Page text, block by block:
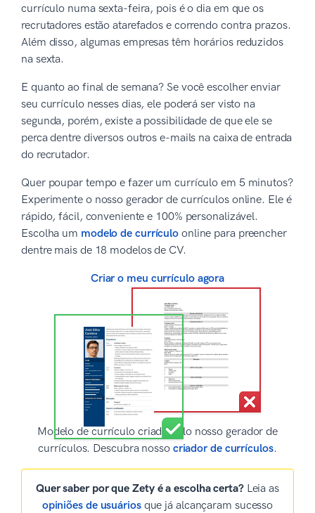
currículo numa sexta-feira, pois é o dia em que os
recrutadores estão atarefados e correndo contra prazos.
Além disso, algumas empresas têm horários reduzidos
na sexta.
E quanto ao final de semana? Se você escolher enviar
seu currículo nesses dias, ele poderá ser visto na
segunda, porém, existe a possibilidade de que ele se
perca dentre diversos outros e-mails na caixa de entrada
do recrutador.
Quer poupar tempo e fazer um currículo em 5 minutos?
Experimente o nosso gerador de currículos online. Ele é
rápido, fácil, conveniente e 100% personalizável.
Escolha um modelo de currículo online para preencher
dentre mais de 18 modelos de CV.
Criar o meu currículo agora
Modelo de currículo criado pelo nosso gerador de
currículos. Descubra nosso criador de currículos.
Quer saber por que Zety é a escolha certa?Leia as
opiniões de usuáriosque já alcançaram sucesso